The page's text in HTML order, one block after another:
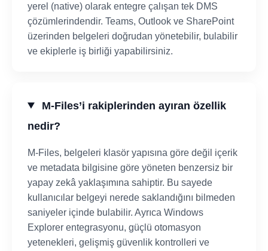
yerel (native) olarak entegre çalışan tek DMS
çözümlerindendir. Teams, Outlook ve SharePoint
üzerinden belgeleri doğrudan yönetebilir, bulabilir
ve ekiplerle iş birliği yapabilirsiniz.
M-Files’i rakiplerinden ayıran özellik
nedir?
M-Files, belgeleri klasör yapısına göre değil içerik
ve metadata bilgisine göre yöneten benzersiz bir
yapay zekâ yaklaşımına sahiptir. Bu sayede
kullanıcılar belgeyi nerede saklandığını bilmeden
saniyeler içinde bulabilir. Ayrıca Windows
Explorer entegrasyonu, güçlü otomasyon
yetenekleri, gelişmiş güvenlik kontrolleri ve